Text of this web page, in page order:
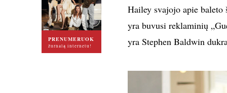
PRENUMERUOK
žurnalą internetu!
Hailey svajojo apie baleto
yra buvusi reklaminių
yra Stephen Baldwin